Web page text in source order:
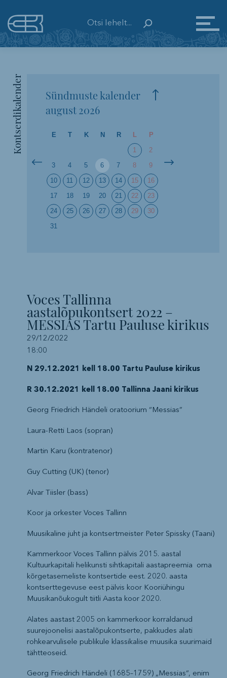
Kontserdikalender
Voces Tallinna
aastalõpukontsert 2022 –
MESSIAS Tartu Pauluse kirikus
29/12/2022
18:00
N 29.12.2021 kell 18.00 Tartu Pauluse kirikus
R 30.12.2021 kell 18.00 Tallinna Jaani kirikus
Georg Friedrich Händeli oratoorium “Messias”
Laura-Retti Laos (sopran)
Martin Karu (kontratenor)
Guy Cutting (UK) (tenor)
Alvar Tiisler (bass)
Koor ja orkester Voces Tallinn
Muusikaline juht ja kontsertmeister Peter Spissky (Taani)
Kammerkoor Voces Tallinn pälvis 2015. aastal
Kultuurkapitali helikunsti sihtkapitali aastapreemia oma
kõrgetasemeliste kontsertide eest. 2020. aasta
kontserttegevuse eest pälvis koor Kooriühingu
Muusikanõukogult tiitli Aasta koor 2020.
Alates aastast 2005 on kammerkoor korraldanud
suurejoonelisi aastalõpukontserte, pakkudes alati
rohkearvulisele publikule klassikalise muusika suurimaid
tähtteoseid.
Georg Friedrich Händeli (1685–1759) „Messias“, enim
Sündmuste kalender
august2026
E T K N R L
P
1
2
3
4 5 6 7 8
9
10
11 12 13 14 15
16
17
18 19 20 21 22
23
24
25 26 27 28 29
30
31